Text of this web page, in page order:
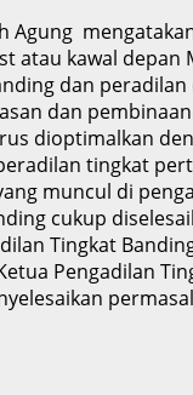
atau kawal depan
dan peradilan
dan
dioptimalkan
tingkat
muncul di
cukup
Tingkat
Pengadilan